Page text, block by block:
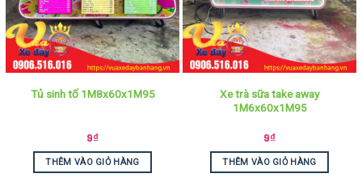
Tủ sinh tố 1M8x60x1M95
9₫
THÊM VÀO GIỎ HÀNG
Xe trà sữa take away
1M6x60x1M95
9₫
THÊM VÀO GIỎ HÀNG